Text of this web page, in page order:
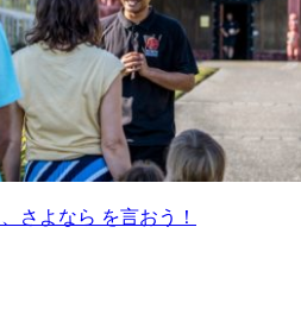
さよなら を言おう！